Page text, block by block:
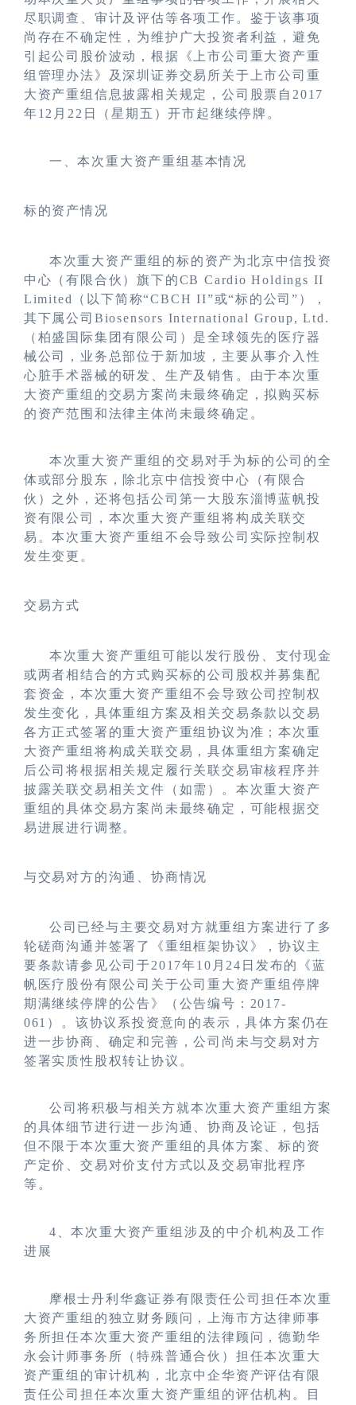
尽职调查、审计及评估等各项工作。鉴于该事项
尚存在不确定性，为维护广大投资者利益，避免
引起公司股价波动，根据《上市公司重大资产重
组管理办法》及深圳证券交易所关于上市公司重
大资产重组信息披露相关规定，公司股票自 2017
年1 2月22日（星期五）开市起继续停牌。
一、本次重大资产重组基本情况
标的资产情况
本次重大资产重组的标的资产为北京中信投资
中心（有限合伙）旗下的CB Cardio Holdings II
Limited
（以下简称“CBCH II”或“标的公司”），
其下属公司 Biosensors International Group, Ltd.
（柏盛国际集团有限公司）是全球领先的医疗器
械公司，业务总部位于新加坡，主要从事介入性
心脏手术器械的研发、生产及销售。由于本次重
大资产重组的交易方案尚未最终确定，拟购买标
的资产范围和法律主体尚未最终确定。
本次重大资产重组的交易对手为标的公司的全
体或部分股东，除北京中信投资中心（有限合
伙）之外，还将包括公司第一大股东淄博蓝帆投
资有限公司，本次重大资产重组将构成关联交
易。本次重大资产重组不会导致公司实际控制权
发生变更。
交易方式
本次重大资产重组可能以发行股份、支付现金
或两者相结合的方式购买标的公司股权并募集配
套资金，本次重大资产重组不会导致公司控制权
发生变化，具体重组方案及相关交易条款以交易
各方正式签署的重大资产重组协议为准；本次重
大资产重组将构成关联交易，具体重组方案确定
后公司将根据相关规定履行关联交易审核程序并
披露关联交易相关文件（如需）。本次重大资产
重组的具体交易方案尚未最终确定，可能根据交
易进展进行调整。
与交易对方的沟通、协商情况
公司已经与主要交易对方就重组方案进行了多
轮磋商沟通并签署了《重组框架协议》，协议主
要条款请参见公司于2017年10 月 24 日发布的《蓝
帆医疗股份有限公司关于公司重大资产重组停牌
期满继续停牌的公告》（公告编号： 2017-
061 ）。该协议系投资意向的表示，具体方案仍在
进一步协商、确定和完善，公司尚未与交易对方
签署实质性股权转让协议。
公司将积极与相关方就本次重大资产重组方案
的具体细节进行进一步沟通、协商及论证，包括
但不限于本次重大资产重组的具体方案、标的资
产定价、交易对价支付方式以及交易审批程序
等。
4 、本次重大资产重组涉及的中介机构及工作
进展
摩根士丹利华鑫证券有限责任公司担任本次重
大资产重组的独立财务顾问，上海市方达律师事
务所担任本次重大资产重组的法律顾问，德勤华
永会计师事务所（特殊普通合伙）担任本次重大
资产重组的审计机构，北京中企华资产评估有限
责任公司担任本次重大资产重组的评估机构。目